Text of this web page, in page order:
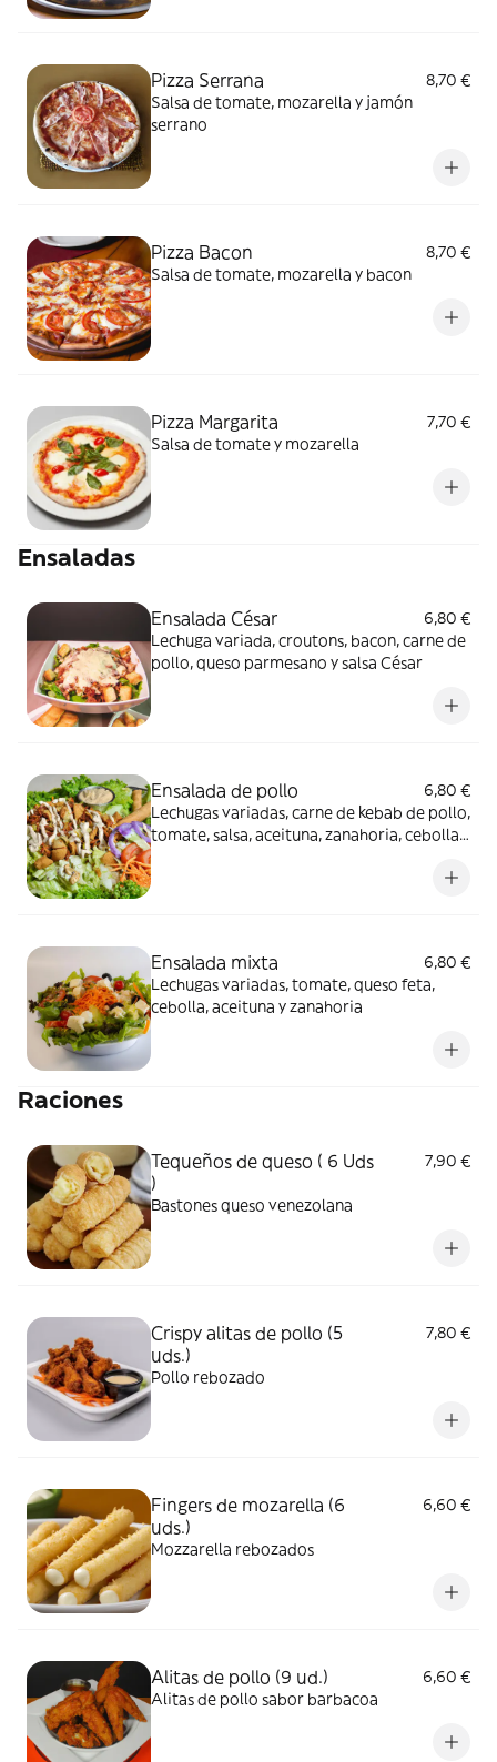
Pizza Serrana
8,70 €
Salsa de tomate, mozarella y jamón
serrano
Pizza Bacon
8,70 €
Salsa de tomate, mozarella y bacon
Pizza Margarita
7,70 €
Salsa de tomate y mozarella
Ensaladas
Ensalada César
6,80 €
Lechuga variada, croutons, bacon, carne de
pollo, queso parmesano y salsa César
Ensalada de pollo
6,80 €
Lechugas variadas, carne de kebab de pollo,
tomate, salsa, aceituna, zanahoria, cebolla y
Ensalada mixta
6,80 €
Lechugas variadas, tomate, queso feta,
cebolla, aceituna y zanahoria
Raciones
Tequeños de queso ( 6 Uds
)
7,90 €
Bastones queso venezolana
Crispy alitas de pollo (5
uds.)
7,80 €
Pollo rebozado
Fingers de mozarella (6
uds.)
6,60 €
Mozzarella rebozados
Alitas de pollo (9 ud.)
6,60 €
Alitas de pollo sabor barbacoa